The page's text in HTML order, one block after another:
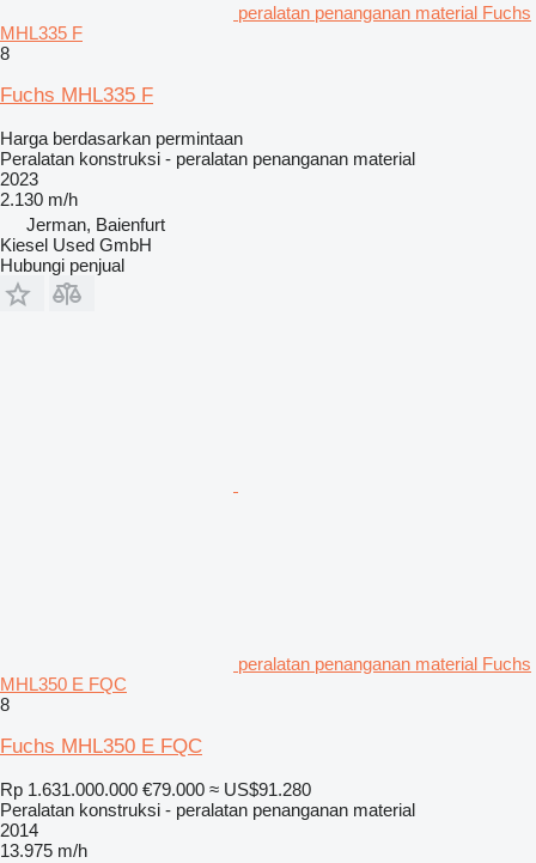
peralatan penanganan material Fuchs
MHL335 F
8
Fuchs MHL335 F
Harga berdasarkan permintaan
Peralatan konstruksi - peralatan penanganan material
2023
2.130 m/h
Jerman, Baienfurt
Kiesel Used GmbH
Hubungi penjual
peralatan penanganan material Fuchs
MHL350 E FQC
8
Fuchs MHL350 E FQC
Rp 1.631.000.000 €79.000 ≈ US$91.280
Peralatan konstruksi - peralatan penanganan material
2014
13.975 m/h